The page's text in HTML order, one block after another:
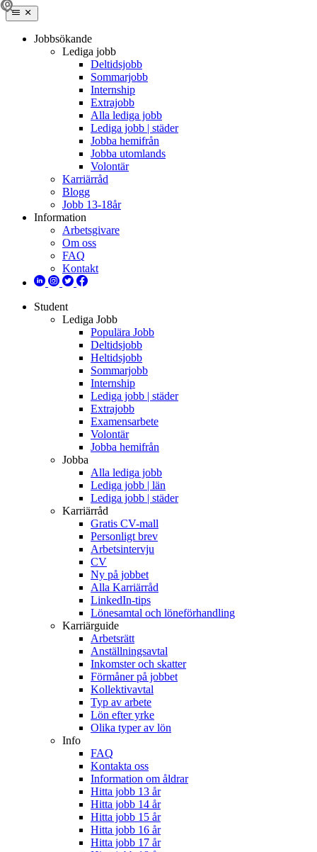
Jobbsökande
Lediga jobb
Deltidsjobb
Sommarjobb
Internship
Extrajobb
Alla lediga jobb
Lediga jobb | städer
Jobba hemifrån
Jobba utomlands
Volontär
Karriärråd
Blogg
Jobb 13-18år
Information
Arbetsgivare
Om oss
FAQ
Kontakt
Student
Lediga Jobb
Populära Jobb
Deltidsjobb
Heltidsjobb
Sommarjobb
Internship
Lediga jobb | städer
Extrajobb
Examensarbete
Volontär
Jobba hemifrån
Jobba
Alla lediga jobb
Lediga jobb | län
Lediga jobb | städer
Karriärråd
Gratis CV-mall
Personligt brev
Arbetsintervju
CV
Ny på jobbet
Alla Karriärråd
LinkedIn-tips
Lönesamtal och löneförhandling
Karriärguide
Arbetsrätt
Anställningsavtal
Inkomster och skatter
Förmåner på jobbet
Kollektivavtal
Typ av arbete
Lön efter yrke
Olika typer av lön
Info
FAQ
Kontakta oss
Information om åldrar
Hitta jobb 13 år
Hitta jobb 14 år
Hitta jobb 15 år
Hitta jobb 16 år
Hitta jobb 17 år